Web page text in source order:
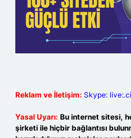
Reklam ve İletişim: Skype:
Yasal Uyarı: Bu internet sitesi,
şirketi ile hiçbir bağlantısı